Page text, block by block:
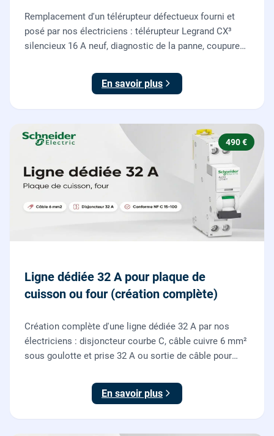
Remplacement d'un télérupteur défectueux fourni et
posé par nos électriciens : télérupteur Legrand CX³
silencieux 16 A neuf, diagnostic de la panne, coupure
boutons poussoirs.
En savoir plus
490 €
Ligne dédiée 32 A pour plaque de
cuisson ou four (création complète)
Création complète d'une ligne dédiée 32 A par nos
électriciens : disjoncteur courbe C, câble cuivre 6 mm²
sous goulotte et prise 32 A ou sortie de câble pour
En savoir plus